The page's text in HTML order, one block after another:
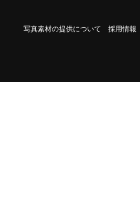
写真素材の提供について 採用情報